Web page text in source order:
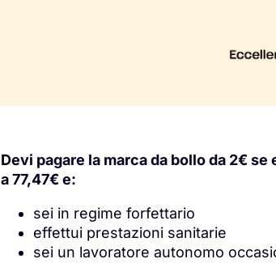
Devi pagare la marca da bollo da 2€
a 77,47€ e:
sei in regime forfettario
effettui prestazioni sanitarie
sei un lavoratore autonomo